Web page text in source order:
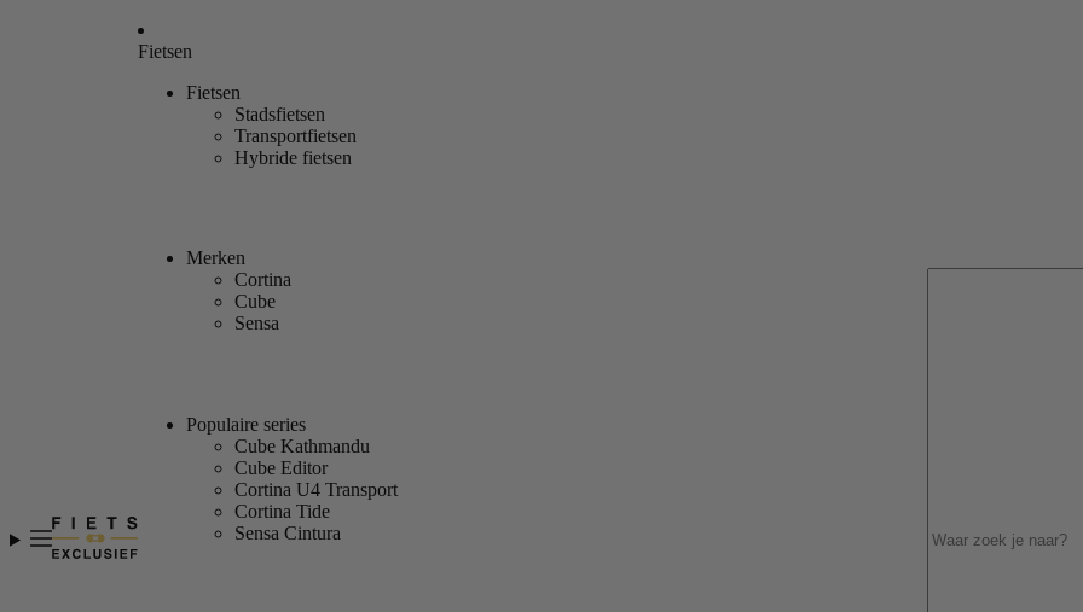
Fietsen
Fietsen
Stadsfietsen
Transportfietsen
Hybride fietsen
Merken
Cortina
Cube
Sensa
Populaire series
Cube Kathmandu
Cube Editor
Cortina U4 Transport
Cortina Tide
Sensa Cintura